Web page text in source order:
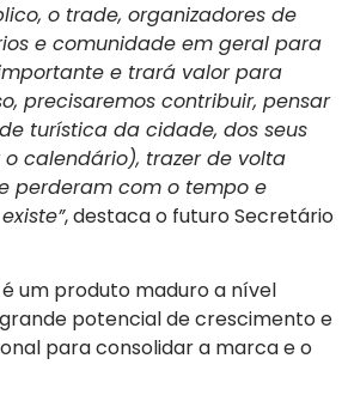
o trade, organizadores de
e comunidade em geral para
e trará valor para
precisaremos contribuir, pensar
turística da cidade, dos seus
calendário), trazer de volta
perderam com o tempo e
, destaca o futuro Secretário
é um produto maduro a nível
potencial de crescimento e
para consolidar a marca e o